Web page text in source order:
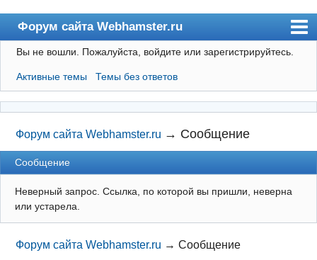
Форум сайта Webhamster.ru
Форум
Пользователи
Поиск
Регистрация
Вход
Webhamster.ru
Вы не вошли. Пожалуйста, войдите или зарегистрируйтесь.
Активные темы Темы без ответов
Форум сайта Webhamster.ru → Сообщение
Сообщение
Неверный запрос. Ссылка, по которой вы пришли, неверна
или устарела.
Форум сайта Webhamster.ru →Сообщение